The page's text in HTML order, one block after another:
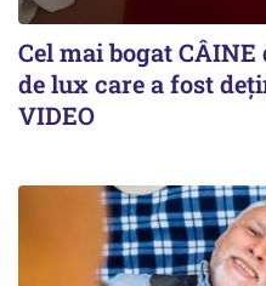
Cel mai bogat
de lux care a fost
VIDEO